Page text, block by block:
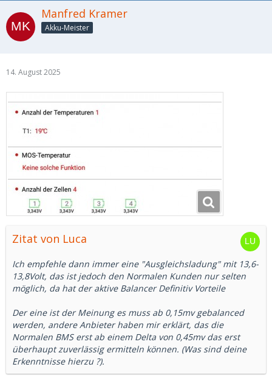
Manfred Kramer
Akku-Meister
14. August 2025
Zitat von Luca
Ich empfehle dann immer eine "Ausgleichsladung" mit 13,6-
13,8Volt, das ist jedoch den Normalen Kunden nur selten
möglich, da hat der aktive Balancer Definitiv Vorteile
Der eine ist der Meinung es muss ab 0,15mv gebalanced
werden, andere Anbieter haben mir erklärt, das die
Normalen BMS erst ab einem Delta von 0,45mv das erst
überhaupt zuverlässig ermitteln können. (Was sind deine
Erkenntnisse hierzu ?).